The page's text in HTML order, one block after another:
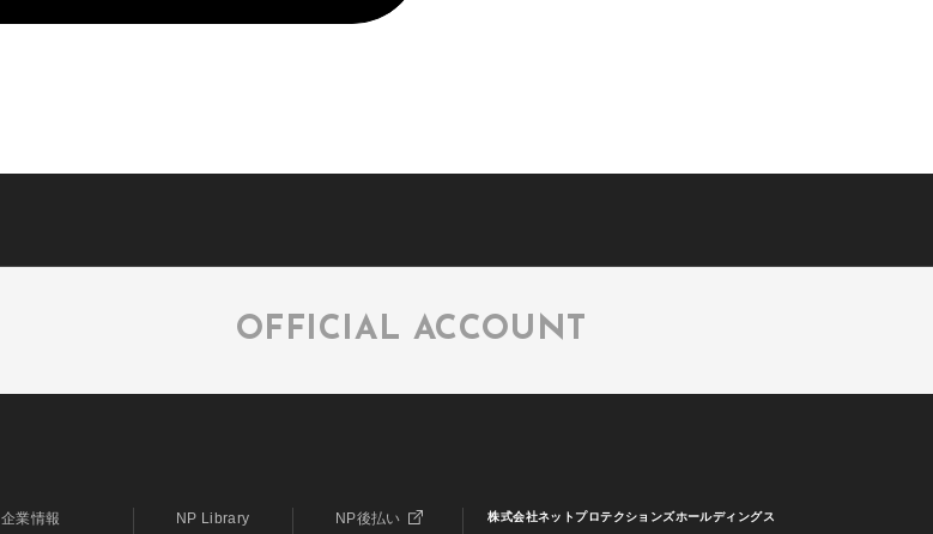
OFFICIAL ACCOUNT
企業情報 NP Library NP後払い 株式会社ネットプロテクションズホールディングス